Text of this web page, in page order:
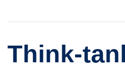
Think-